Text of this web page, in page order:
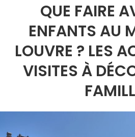
QUE FAIRE
ENFANTS AU
LOUVRE ? LES
VISITES À